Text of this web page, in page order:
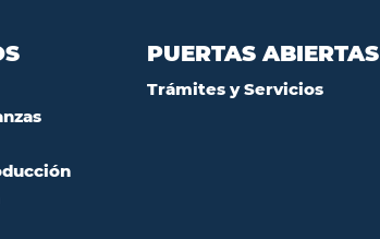
PUERTAS ABIERTAS
Trámites y Servicios